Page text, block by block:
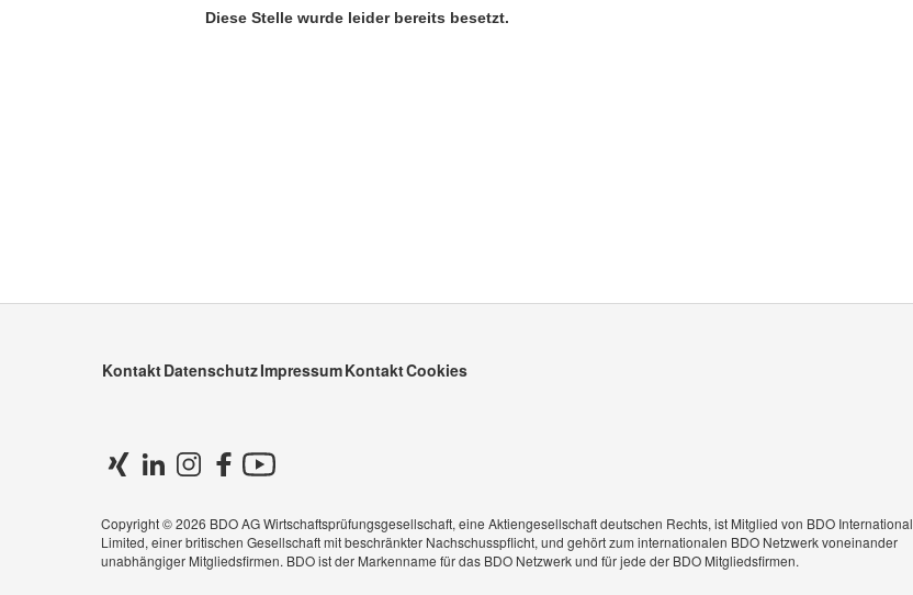
Diese Stelle wurde leider bereits besetzt.
KontaktDatenschutzImpressumKontaktCookies
Copyright © 2026 BDO AG Wirtschaftsprüfungsgesellschaft, eine Aktiengesellschaft deutschen Rechts, ist Mitglied von BDO International
Limited, einer britischen Gesellschaft mit beschränkter Nachschusspflicht, und gehört zum internationalen BDO Netzwerk voneinander
unabhängiger Mitgliedsfirmen. BDO ist der Markenname für das BDO Netzwerk und für jede der BDO Mitgliedsfirmen.